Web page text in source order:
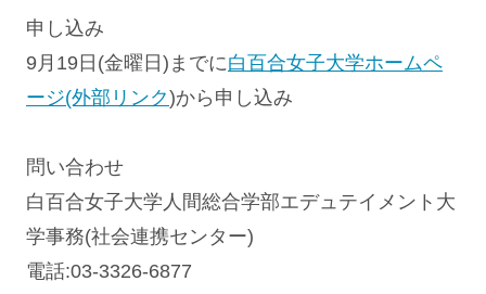
申し込み
9月19日(金曜日)までに白百合女子大学ホームペ
ージ(外部リンク)から申し込み
問い合わせ
白百合女子大学人間総合学部エデュテイメント大
学事務(社会連携センター)
電話:03-3326-6877